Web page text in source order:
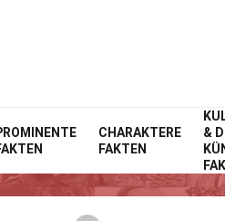
CHARAKTERE
FAKTEN
&
Home Erde &
26